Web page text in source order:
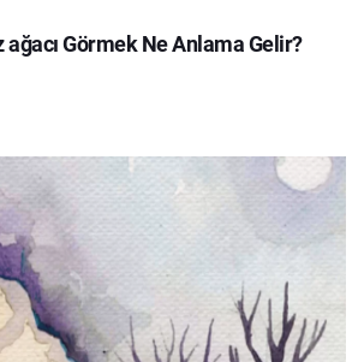
ağacı Görmek Ne Anlama Gelir?